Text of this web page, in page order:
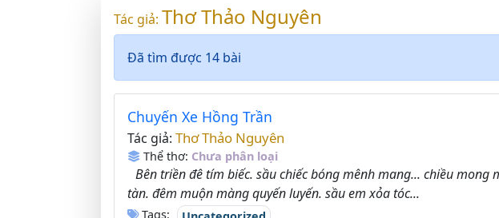
Tác giả: Thơ Thảo Nguyên
Đã tìm được 14 bài
Chuyến Xe Hồng Trần
Tác giả: Thơ Thảo Nguyên
Thể thơ: Chưa phân loại
Bên triền đê tím biếc. sầu chiếc bóng mênh mang... chiều
tàn. đêm muộn màng quyến luyến. sầu em xỏa tóc...
Tags: